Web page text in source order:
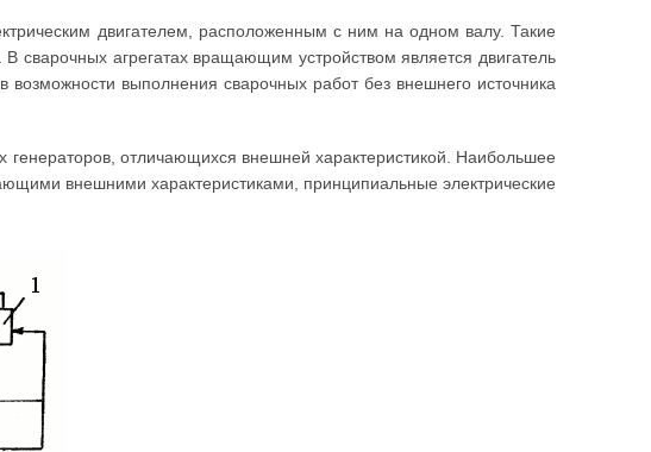
двигателем, расположенным с ним на одном валу. Такие
сварочных агрегатах вращающим устройством является двигатель
возможности выполнения сварочных работ без внешнего источника
генераторов, отличающихся внешней характеристикой. Наибольшее
внешними характеристиками, принципиальные электрические